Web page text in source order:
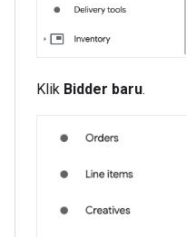
Klik Bidder baru.